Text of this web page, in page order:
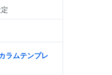
ラムテンプレ